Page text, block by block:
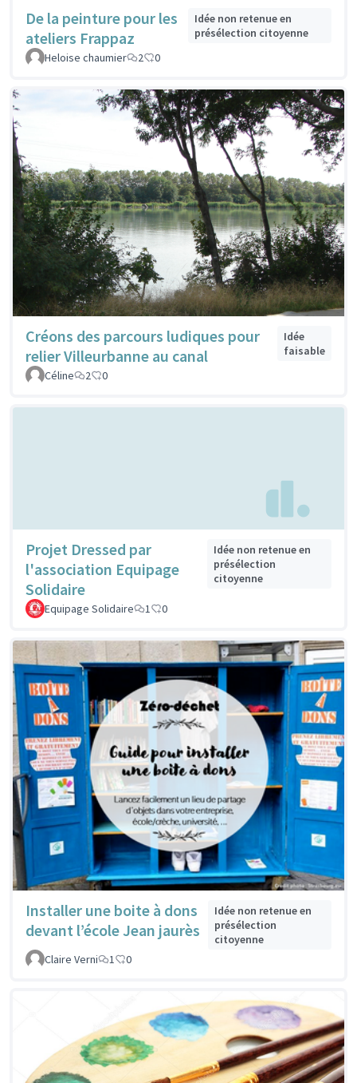
De la peinture pour les
ateliers Frappaz
Idée non retenue en
présélection citoyenne
Heloise chaumier
2 0
Créons des parcours ludiques pour
relier Villeurbanne au canal
Idée
faisable
Céline
2 0
Projet Dressed par
l'association Equipage
Solidaire
Idée non retenue en
présélection
citoyenne
Equipage Solidaire 1 0
Installer une boite à dons
devant l’école Jean jaurès
Idée non retenue en
présélection
citoyenne
Claire Verni
1 0